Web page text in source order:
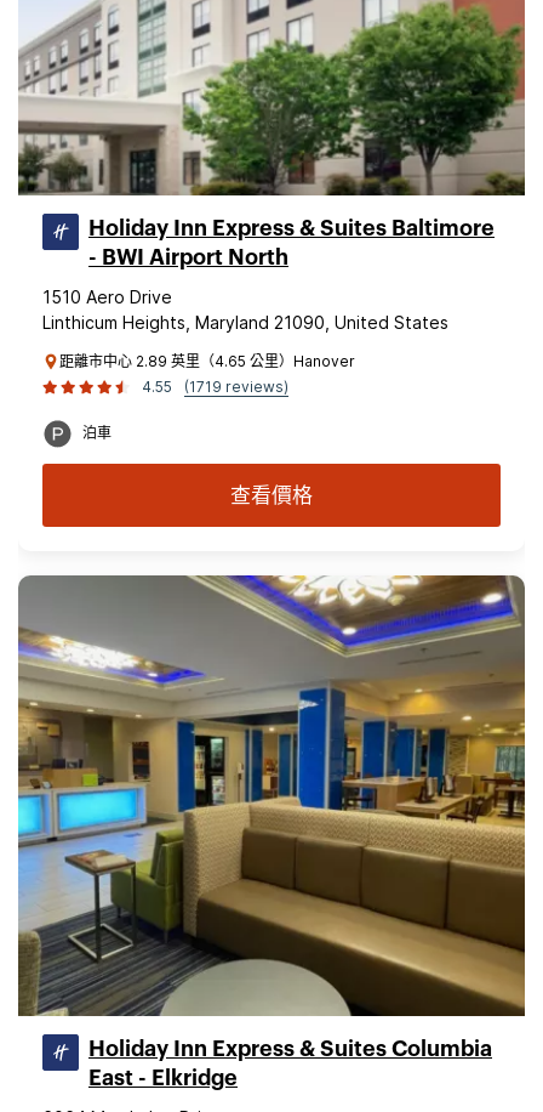
Holiday Inn Express & Suites Baltimore
- BWI Airport North
1510 Aero Drive
Linthicum Heights, Maryland 21090, United States
距離市中心 2.89 英里（4.65 公里）Hanover
4.55
(1719 reviews)
泊車
查看價格
Holiday Inn Express & Suites Columbia
East - Elkridge